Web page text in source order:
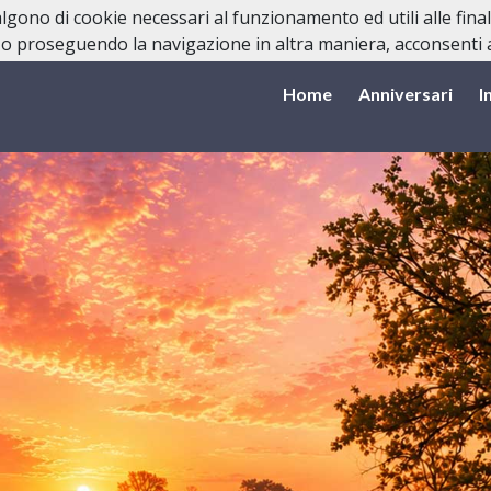
Home Anniversari
di cookie necessari al funzionamento ed utili alle
proseguendo la navigazione in altra maniera, acconsenti